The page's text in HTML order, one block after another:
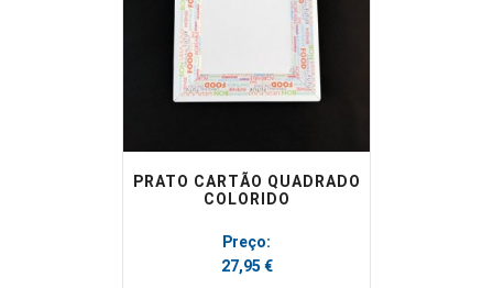
PRATO CARTÃO QUADRADO
COLORIDO
Preço:
27,95 €